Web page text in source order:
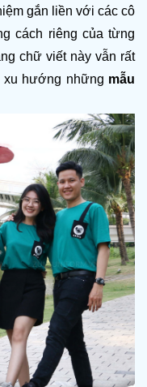
gắn liền với các cô
cách riêng của từng
chữ viết này vẫn rất
xu hướng những mẫu